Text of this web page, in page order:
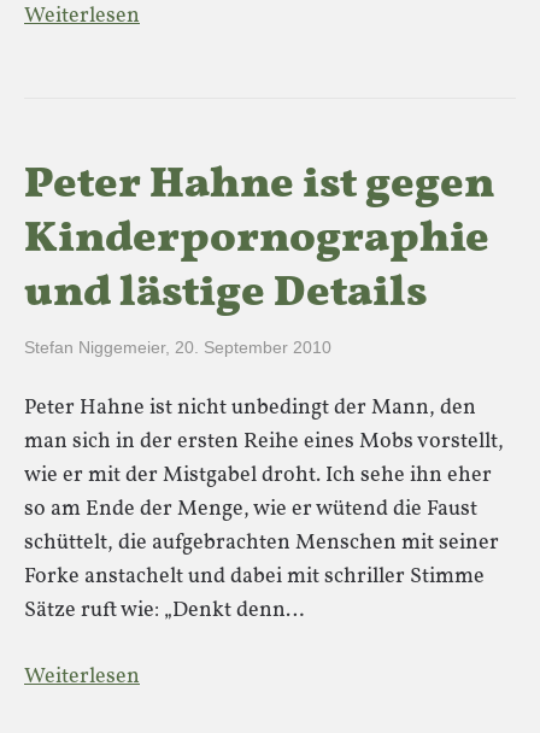
Weiterlesen
Peter Hahne ist gegen
Kinderpornographie
und lästige Details
Stefan Niggemeier, 20. September 2010
Peter Hahne ist nicht unbedingt der Mann, den
man sich in der ersten Reihe eines Mobs vorstellt,
wie er mit der Mistgabel droht. Ich sehe ihn eher
so am Ende der Menge, wie er wütend die Faust
schüttelt, die aufgebrachten Menschen mit seiner
Forke anstachelt und dabei mit schriller Stimme
Sätze ruft wie: „Denkt denn…
Weiterlesen